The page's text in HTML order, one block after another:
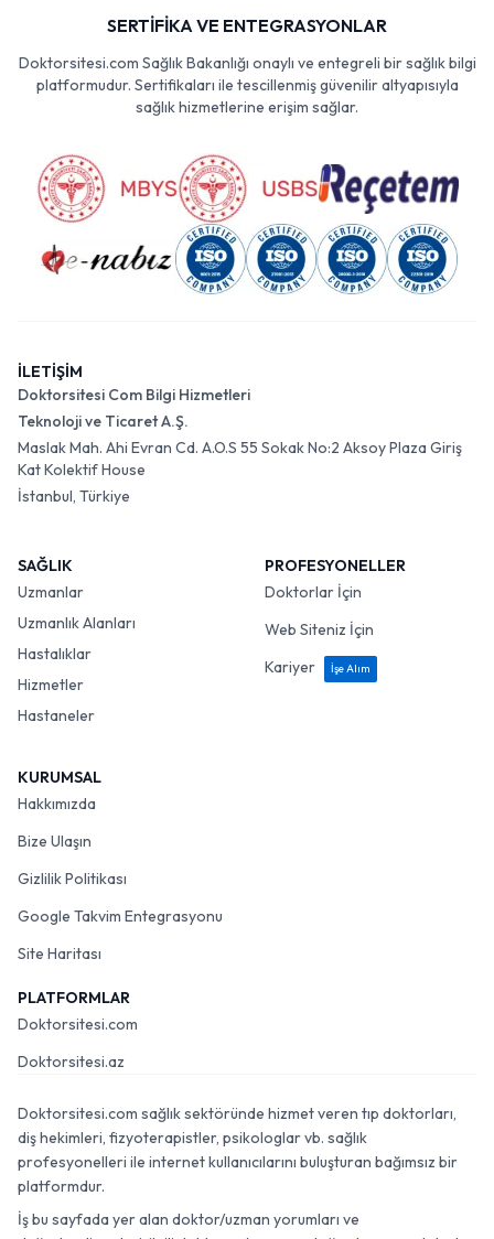
SERTİFİKA VE ENTEGRASYONLAR
Doktorsitesi.com Sağlık Bakanlığı onaylı ve entegreli bir sağlık bilgi
platformudur. Sertifikaları ile tescillenmiş güvenilir altyapısıyla
sağlık hizmetlerine erişim sağlar.
İLETİŞİM
Doktorsitesi Com Bilgi Hizmetleri
Teknoloji ve Ticaret A.Ş.
Maslak Mah. Ahi Evran Cd. A.O.S 55 Sokak No:2 Aksoy Plaza Giriş
Kat Kolektif House
İstanbul, Türkiye
SAĞLIK
Uzmanlar
Uzmanlık Alanları
Hastalıklar
Hizmetler
Hastaneler
PROFESYONELLER
Doktorlar İçin
Web Siteniz İçin
Kariyer
İşe Alım
KURUMSAL
Hakkımızda
Bize Ulaşın
Gizlilik Politikası
Google Takvim Entegrasyonu
Site Haritası
PLATFORMLAR
Doktorsitesi.com
Doktorsitesi.az
Doktorsitesi.com sağlık sektöründe hizmet veren tıp doktorları,
diş hekimleri, fizyoterapistler, psikologlar vb. sağlık
profesyonelleri ile internet kullanıcılarını buluşturan bağımsız bir
platformdur.
İş bu sayfada yer alan doktor/uzman yorumları ve